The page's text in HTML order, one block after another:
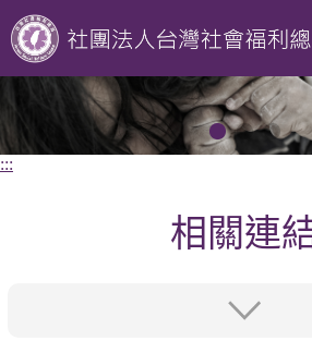
:::
相關連